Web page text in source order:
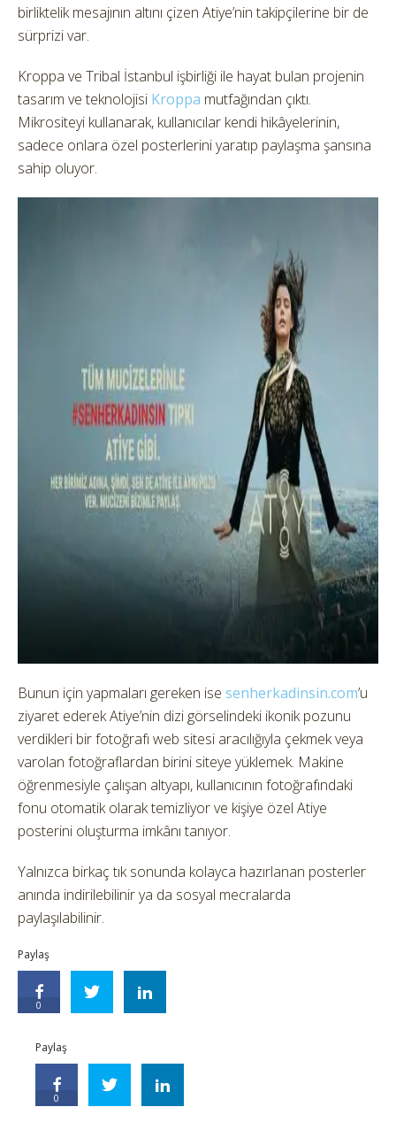
birliktelik mesajının altını çizen Atiye’nin takipçilerine bir de
sürprizi var.
Kroppa ve Tribal İstanbul işbirliği ile hayat bulan projenin
tasarım ve teknolojisi Kroppa mutfağından çıktı.
Mikrositeyi kullanarak, kullanıcılar kendi hikâyelerinin,
sadece onlara özel posterlerini yaratıp paylaşma şansına
sahip oluyor.
Bunun için yapmaları gereken ise senherkadinsin.com’u
ziyaret ederek Atiye’nin dizi görselindeki ikonik pozunu
verdikleri bir fotoğrafı web sitesi aracılığıyla çekmek veya
varolan fotoğraflardan birini siteye yüklemek. Makine
öğrenmesiyle çalışan altyapı, kullanıcının fotoğrafındaki
fonu otomatik olarak temizliyor ve kişiye özel Atiye
posterini oluşturma imkânı tanıyor.
Yalnızca birkaç tık sonunda kolayca hazırlanan posterler
anında indirilebilinir ya da sosyal mecralarda
paylaşılabilinir.
Paylaş
0
Paylaş
0